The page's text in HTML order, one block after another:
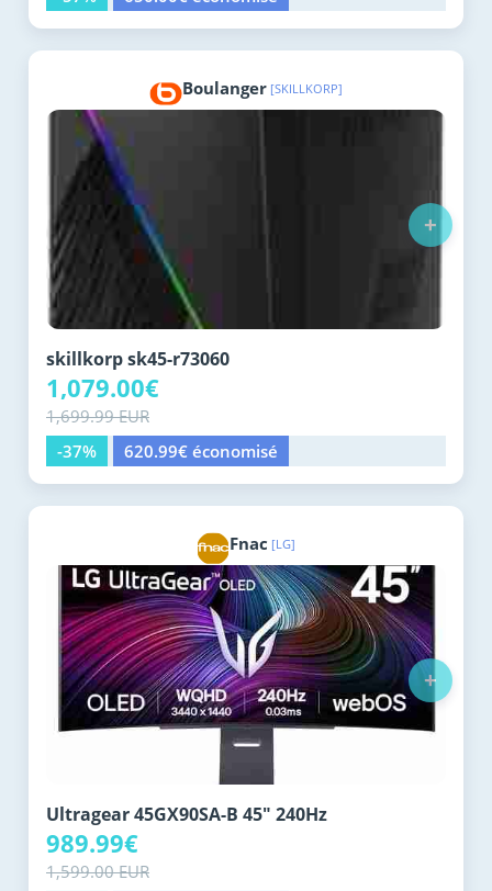
Boulanger [SKILLKORP]
skillkorp sk45-r73060
1,079.00€
1,699.99 EUR
-37%
620.99€ économisé
+
Fnac [LG]
Ultragear 45GX90SA-B 45" 240Hz
989.99€
1,599.00 EUR
+